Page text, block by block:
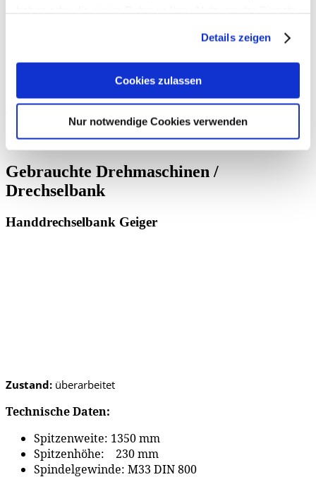
Cookies, wenn Sie unsere Webseite weiterhin nutzen.
Details zeigen
Cookies zulassen
Nur notwendige Cookies verwenden
Drehstähle + Formstähle
Startseite»Drehen
Drehen
Gebrauchte Drehmaschinen /
Drechselbank
Handdrechselbank Geiger
Zustand: überarbeitet
Technische Daten:
Spitzenweite: 1350 mm
Spitzenhöhe: 230 mm
Spindelgewinde: M33 DIN 800